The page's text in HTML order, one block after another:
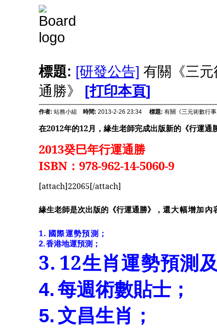
標題: [研發公告] 有關《三
通勝》 [打印本頁]
作者: 站務小組 時間: 2013-2-26 23:34 標題: 有關《三元術數行
在2012年的12月，緣生老師完成出版新的《行運通
2013癸巳年行運通勝
ISBN ： 978-962-14-5060-9
[attach]22065[/attach]
緣生老師是次出版的《行運通勝》， 還大幅增加內
1. 國際運勢預測；
2.香港地運預測；
3. 12生肖運勢預測
4.每週術數貼士；
5. 文昌生肖；